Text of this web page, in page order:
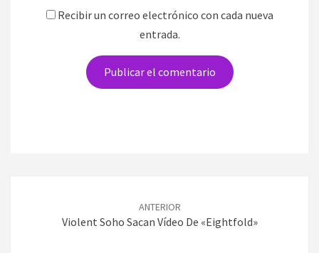
Recibir un correo electrónico con cada nueva
entrada.
entradas
ANTERIOR
Violent Soho Sacan Vídeo De «Eightfold»